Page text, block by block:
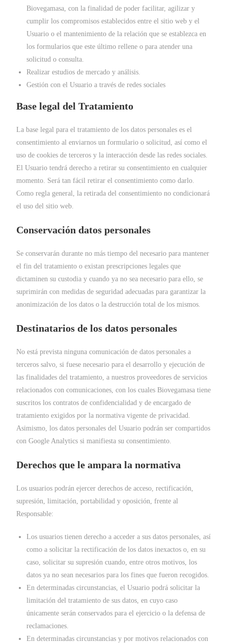
Biovegamasa, con la finalidad de poder facilitar, agilizar y
cumplir los compromisos establecidos entre el sitio web y el
Usuario o el mantenimiento de la relación que se establezca en
los formularios que este último rellene o para atender una
solicitud o consulta.
Realizar estudios de mercado y análisis.
Gestión con el Usuario a través de redes sociales
Base legal del Tratamiento
La base legal para el tratamiento de los datos personales es el
consentimiento al enviarnos un formulario o solicitud, así como el
uso de cookies de terceros y la interacción desde las redes sociales.
El Usuario tendrá derecho a retirar su consentimiento en cualquier
momento. Será tan fácil retirar el consentimiento como darlo.
Como regla general, la retirada del consentimiento no condicionará
el uso del sitio web.
Conservación datos personales
Se conservarán durante no más tiempo del necesario para mantener
el fin del tratamiento o existan prescripciones legales que
dictaminen su custodia y cuando ya no sea necesario para ello, se
suprimirán con medidas de seguridad adecuadas para garantizar la
anonimización de los datos o la destrucción total de los mismos.
Destinatarios de los datos personales
No está prevista ninguna comunicación de datos personales a
terceros salvo, si fuese necesario para el desarrollo y ejecución de
las finalidades del tratamiento, a nuestros proveedores de servicios
relacionados con comunicaciones, con los cuales Biovegamasa tiene
suscritos los contratos de confidencialidad y de encargado de
tratamiento exigidos por la normativa vigente de privacidad.
Asimismo, los datos personales del Usuario podrán ser compartidos
con Google Analytics si manifiesta su consentimiento.
Derechos que le ampara la normativa
Los usuarios podrán ejercer derechos de acceso, rectificación,
supresión, limitación, portabilidad y oposición, frente al
Responsable:
Los usuarios tienen derecho a acceder a sus datos personales, así
como a solicitar la rectificación de los datos inexactos o, en su
caso, solicitar su supresión cuando, entre otros motivos, los
datos ya no sean necesarios para los fines que fueron recogidos.
En determinadas circunstancias, el Usuario podrá solicitar la
limitación del tratamiento de sus datos, en cuyo caso
únicamente serán conservados para el ejercicio o la defensa de
reclamaciones.
En determinadas circunstancias y por motivos relacionados con